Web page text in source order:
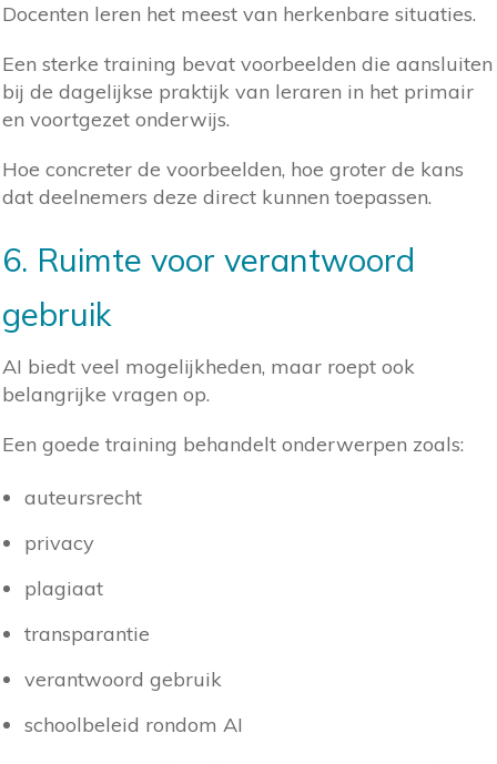
Docenten leren het meest van herkenbare situaties.
Een sterke training bevat voorbeelden die aansluiten
bij de dagelijkse praktijk van leraren in het primair
en voortgezet onderwijs.
Hoe concreter de voorbeelden, hoe groter de kans
dat deelnemers deze direct kunnen toepassen.
6. Ruimte voor verantwoord
gebruik
AI biedt veel mogelijkheden, maar roept ook
belangrijke vragen op.
Een goede training behandelt onderwerpen zoals:
auteursrecht
privacy
plagiaat
transparantie
verantwoord gebruik
schoolbeleid rondom AI